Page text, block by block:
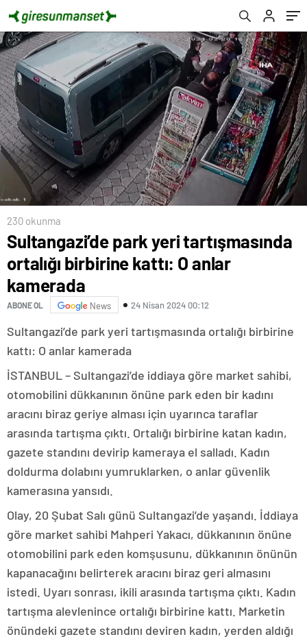
230 okunma
Sultangazi’de park yeri tartışmasında
ortalığı birbirine kattı: O anlar
kamerada
ABONE OL News 24 Nisan 2024 00:12
Sultangazi’de park yeri tartışmasında ortalığı birbirine
kattı: O anlar kamerada
İSTANBUL – Sultangazi’de iddiaya göre market sahibi,
otomobilini dükkanının önüne park eden bir kadını
aracını biraz geriye alması için uyarınca taraflar
arasında tartışma çıktı. Ortalığı birbirine katan kadın,
gazete standını devirip kameraya el salladı. Kadın
doldurma dolabını yumruklarken, o anlar güvenlik
kamerasına yansıdı.
Olay, 20 Şubat Salı günü Sultangazi’de yaşandı. İddiaya
göre market sahibi Mahperi Yakacı, dükkanının önüne
otomobilini park eden komşusunu, dükkanının önünün
kapanacağını belirterek aracını biraz geri almasını
istedi. Uyarı sonrası, ikili arasında tartışma çıktı. Kadın
tartışma alevlenince ortalığı birbirine kattı. Marketin
önündeki gazete standını deviren kadın, yerden aldığı